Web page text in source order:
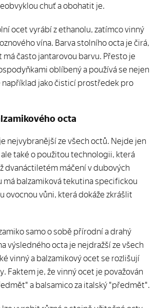
chuť a obohatit je.
ocet vyrábí z ethanolu, zatímco vinný
vína. Barva stolního octa je čirá,
často jantarovou barvu. Přesto je
oblíbený a používá se nejen
například jako čisticí prostředek pro
octa
nejvybranější ze všech octů. Nejde jen
také o použitou technologii, která
dvanáctiletém máčení v dubových
má balzamiková tekutina specifickou
ovocnou vůni, která dokáže zkrášlit
samo o sobě přírodní a drahý
výsledného octa je nejdražší ze všech
vinný a balzamikový ocet se rozlišují
Faktem je, že vinný ocet je považován
a balsamico za italský "předmět".